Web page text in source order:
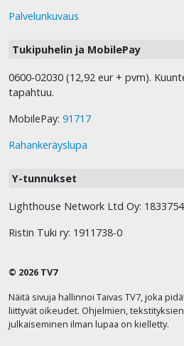
Palvelunkuvaus
Tukipuhelin ja MobilePay
0600-02030 (12,92 eur + pvm).
tapahtuu.
MobilePay: 91717
Rahankeräyslupa
Y-tunnukset
Lighthouse Network Ltd Oy:
Ristin Tuki ry: 1911738-0
© 2026 TV7
Näitä sivuja hallinnoi Taivas TV7, joka
liittyvät oikeudet. Ohjelmien,
julkaiseminen ilman lupaa on kielletty.